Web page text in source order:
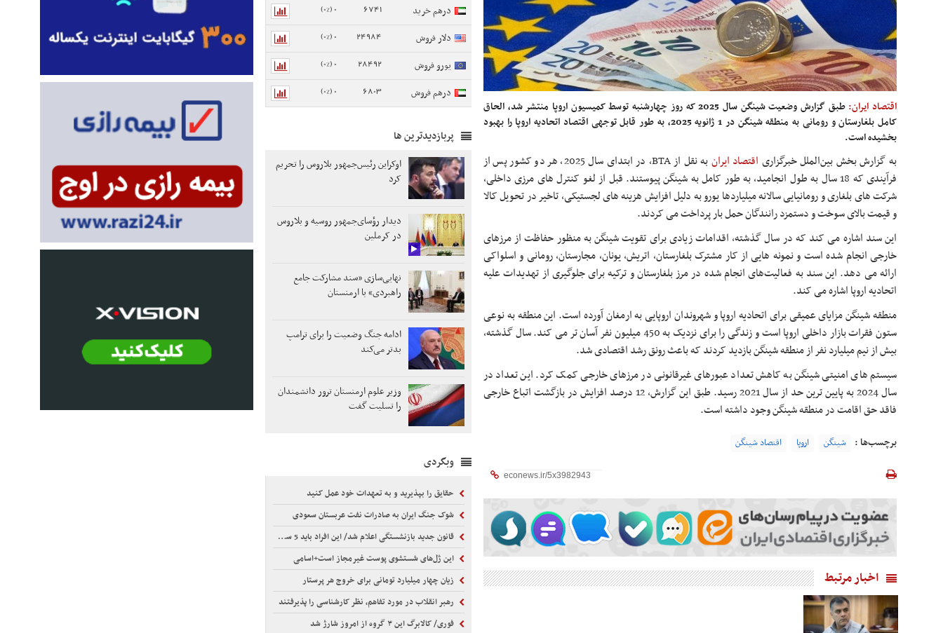
اقتصاد ایران:
طبق گزارش وضعیت شینگن سال 2025 که روز چهارشنبه توسط کمیسیون اروپا منتشر شد، الحاق
کامل بلغارستان و رومانی به منطقه شینگن در 1 ژانویه 2025، به طور قابل توجهی اقتصاد اتحادیه اروپا را بهبود
بخشیده است.
به گزارش بخش بین‌الملل خبرگزاری اقتصاد ایران
به نقل از BTA، در ابتدای سال 2025، هر دو کشور پس از
فرآیندی که 18 سال به طول انجامید، به طور کامل به شینگن پیوستند. قبل از لغو کنترل های مرزی داخلی،
شرکت های بلغاری و رومانیایی سالانه میلیاردها یورو به دلیل افزایش هزینه های لجستیکی، تاخیر در تحویل کالا
و قیمت بالای سوخت و دستمزد رانندگان حمل بار پرداخت می کردند.
این سند اشاره می کند که در سال گذشته، اقدامات زیادی برای تقویت شینگن به منظور حفاظت از مرزهای
خارجی انجام شده است و نمونه هایی از کار مشترک بلغارستان، اتریش، یونان، مجارستان، رومانی و اسلواکی
ارائه می دهد. این سند به فعالیت‌های انجام شده در مرز بلغارستان و ترکیه برای جلوگیری از تهدیدات علیه
اتحادیه اروپا اشاره می کند.
منطقه شینگن مزایای عمیقی برای اتحادیه اروپا و شهروندان اروپایی به ارمغان آورده است. این منطقه به نوعی
ستون فقرات بازار داخلی اروپا است و زندگی را برای نزدیک به 450 میلیون نفر آسان تر می کند. سال گذشته،
بیش از نیم میلیارد نفر از منطقه شینگن بازدید کردند که باعث رونق رشد اقتصادی شد.
سیستم های امنیتی شینگن به کاهش تعداد عبورهای غیرقانونی در مرزهای خارجی کمک کرد. این تعداد در
سال 2024 به پایین ترین حد از سال 2021 رسید. طبق این گزارش، 12 درصد افزایش در بازگشت اتباع خارجی
فاقد حق اقامت در منطقه شینگن وجود داشته است.
برچسب‌ها : شینگن اروپا اقتصاد شینگن
اخبار مرتبط
درهم خرید 6741
0 (0%)
دلار فروش 24984
0 (0%)
یورو فروش 28492
0 (0%)
درهم فروش 6803
0 (0%)
پربازدیدترین ها
اوکراین رئیس‌جمهور بلاروس را تحریم
کرد
دیدار رؤسای‌جمهور روسیه و بلاروس
در کرملین
نهایی‌سازی «سند مشارکت جامع
راهبردی» با ارمنستان
ادامه جنگ وضعیت را برای ترامپ
بدتر می‌کند
وزیر علوم ارمنستان ترور دانشمندان
را تسلیت گفت
وبگردی
حقایق را بپذیرید و به تعهدات خود عمل کنید
شوک جنگ ایران به صادرات نفت عربستان سعودی
قانون جدید بازنشستگی اعلام شد/ این افراد باید 5 سال بیشتر کار کنند
این ژل‌های شستشوی پوست غیرمجاز است+اسامی
زیان چهار میلیارد تومانی برای خروج هر پرستار
رهبر انقلاب در مورد تفاهم، نظر کارشناسی را پذیرفتند
فوری/ کالابرگ این ۳ گروه از امروز شارژ شد